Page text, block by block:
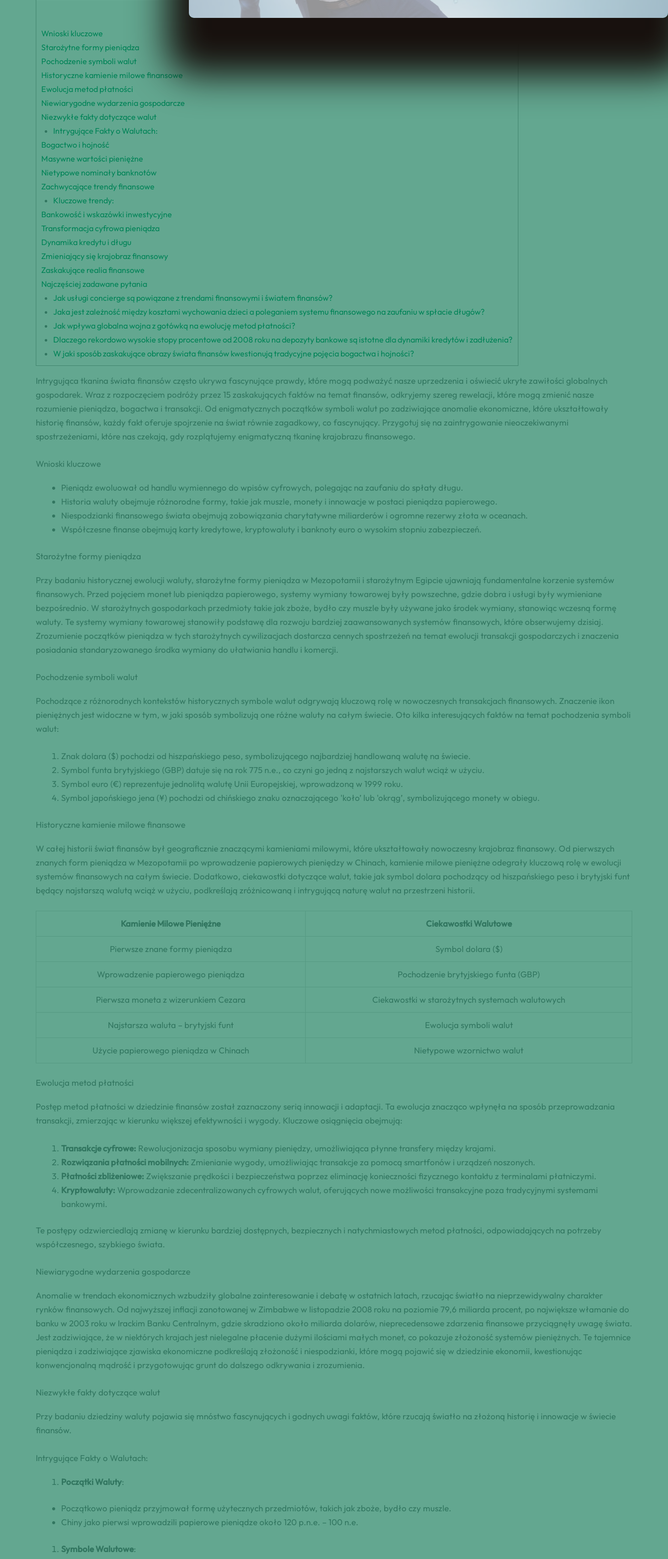
Wnioski kluczowe
Starożytne formy pieniądza
Pochodzenie symboli walut
Historyczne kamienie milowe finansowe
Ewolucja metod płatności
Niewiarygodne wydarzenia gospodarcze
Niezwykłe fakty dotyczące walut
Intrygujące Fakty o Walutach:
Bogactwo i hojność
Masywne wartości pieniężne
Nietypowe nominały banknotów
Zachwycające trendy finansowe
Kluczowe trendy:
Bankowość i wskazówki inwestycyjne
Transformacja cyfrowa pieniądza
Dynamika kredytu i długu
Zmieniający się krajobraz finansowy
Zaskakujące realia finansowe
Najczęściej zadawane pytania
Jak usługi concierge są powiązane z trendami finansowymi i światem finansów?
Jaka jest zależność między kosztami wychowania dzieci a poleganiem systemu finansowego na zaufaniu w spłacie długów?
Jak wpływa globalna wojna z gotówką na ewolucję metod płatności?
Dlaczego rekordowo wysokie stopy procentowe od 2008 roku na depozyty bankowe są istotne dla dynamiki kredytów i zadłużenia?
W jaki sposób zaskakujące obrazy świata finansów kwestionują tradycyjne pojęcia bogactwa i hojności?
Intrygująca tkanina świata finansów często ukrywa fascynujące prawdy, które mogą podważyć nasze uprzedzenia i oświecić ukryte zawiłości globalnych
gospodarek. Wraz z rozpoczęciem podróży przez 15 zaskakujących faktów na temat finansów, odkryjemy szereg rewelacji, które mogą zmienić nasze
rozumienie pieniądza, bogactwa i transakcji. Od enigmatycznych początków symboli walut po zadziwiające anomalie ekonomiczne, które ukształtowały
historię finansów, każdy fakt oferuje spojrzenie na świat równie zagadkowy, co fascynujący. Przygotuj się na zaintrygowanie nieoczekiwanymi
spostrzeżeniami, które nas czekają, gdy rozplątujemy enigmatyczną tkaninę krajobrazu finansowego.
Wnioski kluczowe
Pieniądz ewoluował od handlu wymiennego do wpisów cyfrowych, polegając na zaufaniu do spłaty długu.
Historia waluty obejmuje różnorodne formy, takie jak muszle, monety i innowacje w postaci pieniądza papierowego.
Niespodzianki finansowego świata obejmują zobowiązania charytatywne miliarderów i ogromne rezerwy złota w oceanach.
Współczesne finanse obejmują karty kredytowe, kryptowaluty i banknoty euro o wysokim stopniu zabezpieczeń.
Starożytne formy pieniądza
Przy badaniu historycznej ewolucji waluty, starożytne formy pieniądza w Mezopotamii i starożytnym Egipcie ujawniają fundamentalne korzenie systemów
finansowych. Przed pojęciem monet lub pieniądza papierowego, systemy wymiany towarowej były powszechne, gdzie dobra i usługi były wymieniane
bezpośrednio. W starożytnych gospodarkach przedmioty takie jak zboże, bydło czy muszle były używane jako środek wymiany, stanowiąc wczesną formę
waluty. Te systemy wymiany towarowej stanowiły podstawę dla rozwoju bardziej zaawansowanych systemów finansowych, które obserwujemy dzisiaj.
Zrozumienie początków pieniądza w tych starożytnych cywilizacjach dostarcza cennych spostrzeżeń na temat ewolucji transakcji gospodarczych i znaczenia
posiadania standaryzowanego środka wymiany do ułatwiania handlu i komercji.
Pochodzenie symboli walut
Pochodzące z różnorodnych kontekstów historycznych symbole walut odgrywają kluczową rolę w nowoczesnych transakcjach finansowych. Znaczenie ikon
pieniężnych jest widoczne w tym, w jaki sposób symbolizują one różne waluty na całym świecie. Oto kilka interesujących faktów na temat pochodzenia symboli
walut:
Znak dolara ($) pochodzi od hiszpańskiego peso, symbolizującego najbardziej handlowaną walutę na świecie.
Symbol funta brytyjskiego (GBP) datuje się na rok 775 n.e., co czyni go jedną z najstarszych walut wciąż w użyciu.
Symbol euro (€) reprezentuje jednolitą walutę Unii Europejskiej, wprowadzoną w 1999 roku.
Symbol japońskiego jena (¥) pochodzi od chińskiego znaku oznaczającego 'koło’ lub 'okrąg’, symbolizującego monety w obiegu.
Historyczne kamienie milowe finansowe
W całej historii świat finansów był geograficznie znaczącymi kamieniami milowymi, które ukształtowały nowoczesny krajobraz finansowy. Od pierwszych
znanych form pieniądza w Mezopotamii po wprowadzenie papierowych pieniędzy w Chinach, kamienie milowe pieniężne odegrały kluczową rolę w ewolucji
systemów finansowych na całym świecie. Dodatkowo, ciekawostki dotyczące walut, takie jak symbol dolara pochodzący od hiszpańskiego peso i brytyjski funt
będący najstarszą walutą wciąż w użyciu, podkreślają zróżnicowaną i intrygującą naturę walut na przestrzeni historii.
Kamienie Milowe Pieniężne Ciekawostki Walutowe
Pierwsze znane formy pieniądza Symbol dolara ($)
Wprowadzenie papierowego pieniądza Pochodzenie brytyjskiego funta (GBP)
Pierwsza moneta z wizerunkiem Cezara Ciekawostki w starożytnych systemach walutowych
Najstarsza waluta – brytyjski funt Ewolucja symboli walut
Użycie papierowego pieniądza w Chinach Nietypowe wzornictwo walut
Ewolucja metod płatności
Postęp metod płatności w dziedzinie finansów został zaznaczony serią innowacji i adaptacji. Ta ewolucja znacząco wpłynęła na sposób przeprowadzania
transakcji, zmierzając w kierunku większej efektywności i wygody. Kluczowe osiągnięcia obejmują:
Transakcje cyfrowe: Rewolucjonizacja sposobu wymiany pieniędzy, umożliwiająca płynne transfery między krajami.
Rozwiązania płatności mobilnych: Zmienianie wygody, umożliwiając transakcje za pomocą smartfonów i urządzeń noszonych.
Płatności zbliżeniowe: Zwiększanie prędkości i bezpieczeństwa poprzez eliminację konieczności fizycznego kontaktu z terminalami płatniczymi.
Kryptowaluty: Wprowadzanie zdecentralizowanych cyfrowych walut, oferujących nowe możliwości transakcyjne poza tradycyjnymi systemami
bankowymi.
Te postępy odzwierciedlają zmianę w kierunku bardziej dostępnych, bezpiecznych i natychmiastowych metod płatności, odpowiadających na potrzeby
współczesnego, szybkiego świata.
Niewiarygodne wydarzenia gospodarcze
Anomalie w trendach ekonomicznych wzbudziły globalne zainteresowanie i debatę w ostatnich latach, rzucając światło na nieprzewidywalny charakter
rynków finansowych. Od najwyższej inflacji zanotowanej w Zimbabwe w listopadzie 2008 roku na poziomie 79,6 miliarda procent, po największe włamanie do
banku w 2003 roku w Irackim Banku Centralnym, gdzie skradziono około miliarda dolarów, nieprecedensowe zdarzenia finansowe przyciągnęły uwagę świata.
Jest zadziwiające, że w niektórych krajach jest nielegalne płacenie dużymi ilościami małych monet, co pokazuje złożoność systemów pieniężnych. Te tajemnice
pieniądza i zadziwiające zjawiska ekonomiczne podkreślają złożoność i niespodzianki, które mogą pojawić się w dziedzinie ekonomii, kwestionując
konwencjonalną mądrość i przygotowując grunt do dalszego odkrywania i zrozumienia.
Niezwykłe fakty dotyczące walut
Przy badaniu dziedziny waluty pojawia się mnóstwo fascynujących i godnych uwagi faktów, które rzucają światło na złożoną historię i innowacje w świecie
finansów.
Intrygujące Fakty o Walutach:
Początki Waluty:
Początkowo pieniądz przyjmował formę użytecznych przedmiotów, takich jak zboże, bydło czy muszle.
Chiny jako pierwsi wprowadzili papierowe pieniądze około 120 p.n.e. – 100 n.e.
Symbole Walutowe: